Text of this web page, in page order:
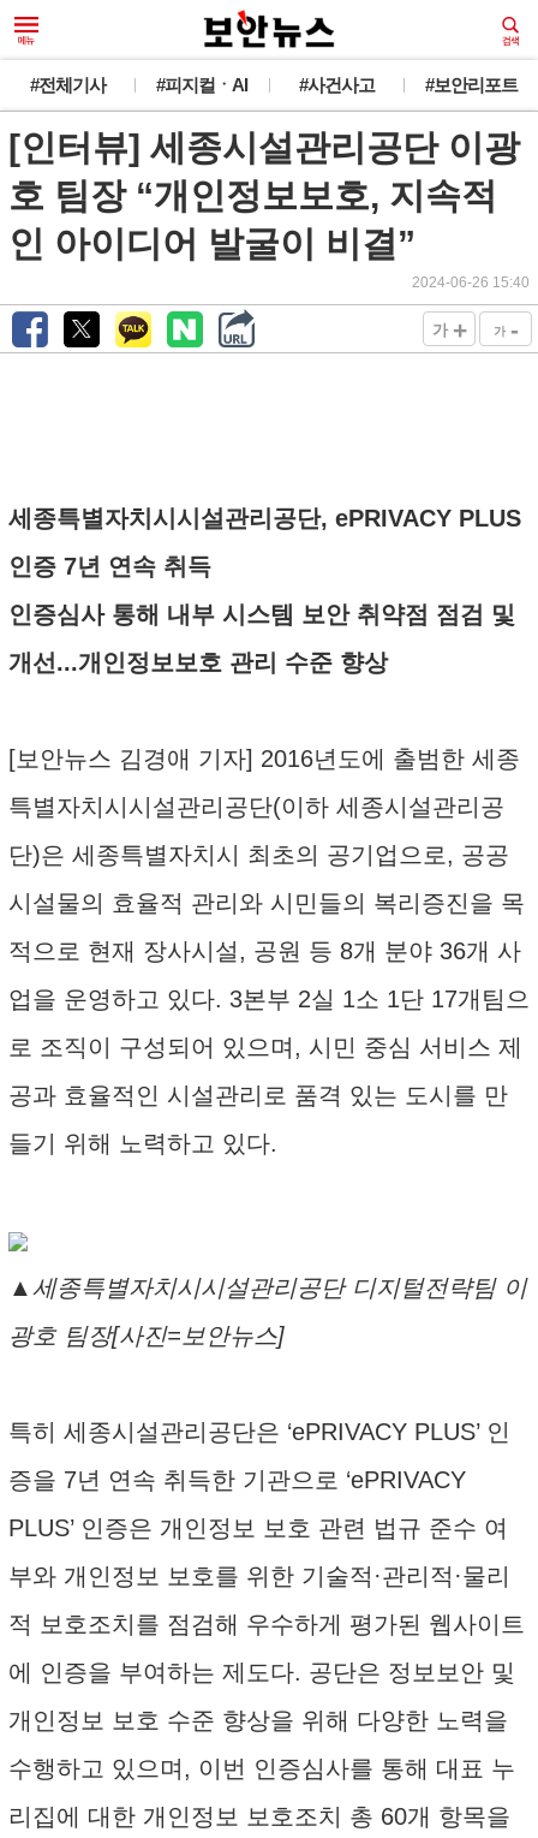
#전체기사 #피지컬ㆍAI #사건사고 #보안리포트
[인터뷰] 세종시설관리공단 이광
호 팀장 “개인정보보호, 지속적
인 아이디어 발굴이 비결”
2024-06-26 15:40
가 + 가 -
세종특별자치시시설관리공단, ePRIVACY PLUS
인증 7년 연속 취득
인증심사 통해 내부 시스템 보안 취약점 점검 및
개선...개인정보보호 관리 수준 향상
[보안뉴스 김경애 기자] 2016년도에 출범한 세종
특별자치시시설관리공단(이하 세종시설관리공
단)은 세종특별자치시 최초의 공기업으로, 공공
시설물의 효율적 관리와 시민들의 복리증진을 목
적으로 현재 장사시설, 공원 등 8개 분야 36개 사
업을 운영하고 있다. 3본부 2실 1소 1단 17개팀으
로 조직이 구성되어 있으며, 시민 중심 서비스 제
공과 효율적인 시설관리로 품격 있는 도시를 만
들기 위해 노력하고 있다.
▲세종특별자치시시설관리공단 디지털전략팀 이
광호 팀장[사진=보안뉴스]
특히 세종시설관리공단은 ‘ePRIVACY PLUS’ 인
증을 7년 연속 취득한 기관으로 ‘ePRIVACY
PLUS’ 인증은 개인정보 보호 관련 법규 준수 여
부와 개인정보 보호를 위한 기술적·관리적·물리
적 보호조치를 점검해 우수하게 평가된 웹사이트
에 인증을 부여하는 제도다. 공단은 정보보안 및
개인정보 보호 수준 향상을 위해 다양한 노력을
수행하고 있으며, 이번 인증심사를 통해 대표 누
리집에 대한 개인정보 보호조치 총 60개 항목을